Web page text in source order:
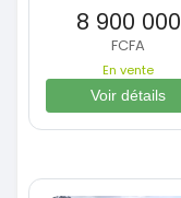
8 900 000
FCFA
En vente
Voir détails